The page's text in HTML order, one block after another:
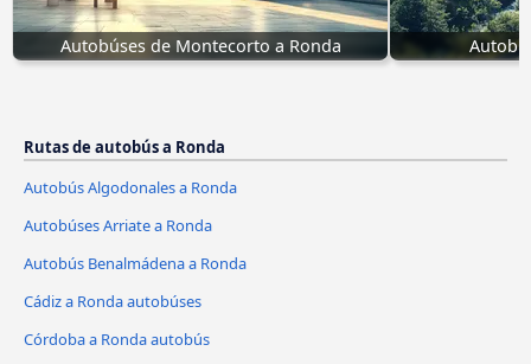
Autobúses de Montecorto a Ronda
Rutas de autobús a Ronda
Autobús Algodonales a Ronda
Autobúses Arriate a Ronda
Autobús Benalmádena a Ronda
Cádiz a Ronda autobúses
Córdoba a Ronda autobús